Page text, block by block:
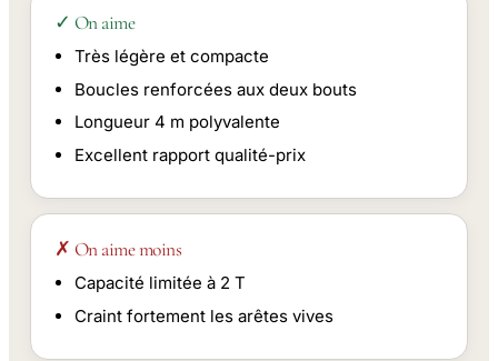
✓ On aime
Très légère et compacte
Boucles renforcées aux deux bouts
Longueur 4 m polyvalente
Excellent rapport qualité-prix
✗ On aime moins
Capacité limitée à 2 T
Craint fortement les arêtes vives